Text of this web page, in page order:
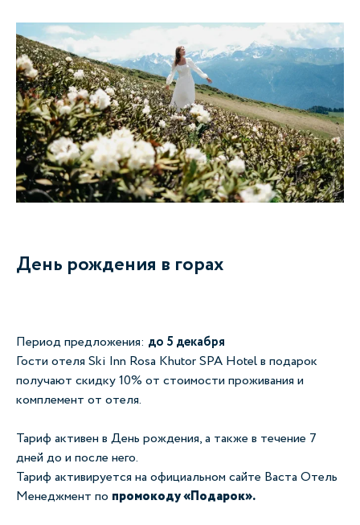
День рождения в горах
Период предложения: до 5 декабря
Гости отеля Ski Inn Rosa Khutor SPA Hotel в подарок
получают скидку 10% от стоимости проживания и
комплемент от отеля.
Тариф активен в День рождения, а также в течение 7
дней до и после него.
Тариф активируется на официальном сайте Васта Отель
Менеджмент по промокоду «Подарок».